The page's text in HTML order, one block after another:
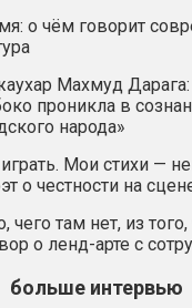
о чём говорит
Махмуд Дарага:
проникла в
народа»
Мои стихи —
о честности на
там нет, из того,
о ленд-арте с
больше интервью